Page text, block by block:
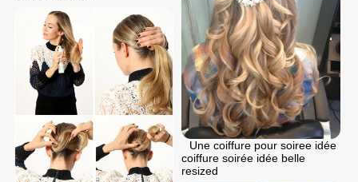
Une coiffure pour soiree idée
coiffure soirée idée belle
resized